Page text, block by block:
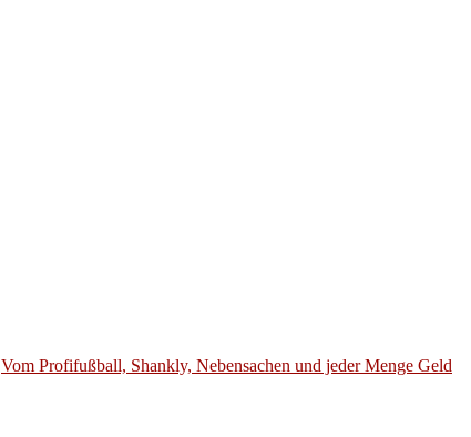
Vom Profifußball, Shankly, Nebensachen und jeder Menge Geld